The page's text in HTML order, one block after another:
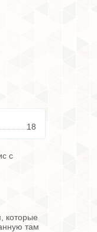
18
с
которые
там